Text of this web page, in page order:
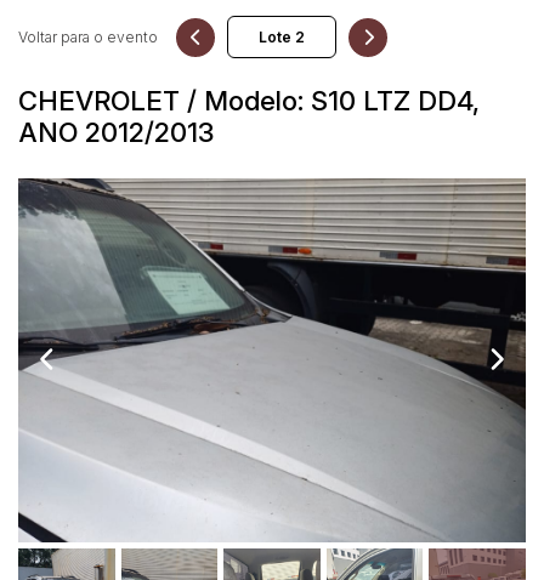
CHEVROLET / Modelo: S10 LTZ DD4,
ANO 2012/2013
Voltar para o evento